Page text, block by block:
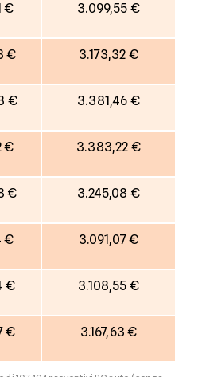
€ 3.099,55 €
€ 3.173,32 €
€ 3.381,46 €
€ 3.383,22 €
€ 3.245,08 €
€ 3.091,07 €
€ 3.108,55 €
€ 3.167,63 €